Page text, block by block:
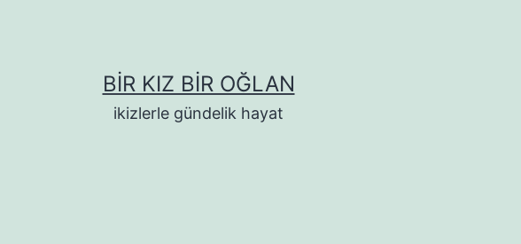
BIR KIZ BIR OĞLAN
ikizlerle gündelik hayat